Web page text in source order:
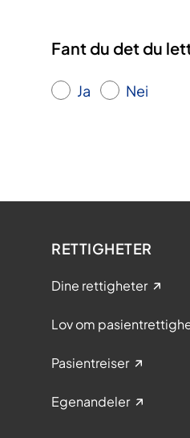
Fant du det du
Ja Nei
RETTIGHETER
Dine rettigheter
Lov om
Pasientreiser
Egenandeler